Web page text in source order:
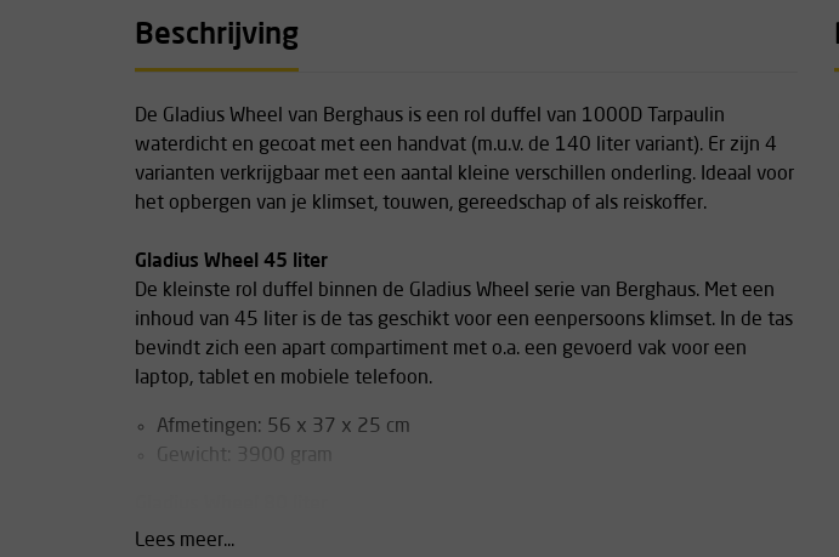
Beschrijving
De Gladius Wheel van Berghaus is een rol duffel van 1000D Tarpaulin
waterdicht en gecoat met een handvat (m.u.v. de 140 liter variant). Er zijn 4
varianten verkrijgbaar met een aantal kleine verschillen onderling. Ideaal voor
het opbergen van je klimset, touwen, gereedschap of als reiskoffer.
Gladius Wheel 45 liter
De kleinste rol duffel binnen de Gladius Wheel serie van Berghaus. Met een
inhoud van 45 liter is de tas geschikt voor een eenpersoons klimset. In de tas
bevindt zich een apart compartiment met o.a. een gevoerd vak voor een
laptop, tablet en mobiele telefoon.
Afmetingen: 56 x 37 x 25 cm
Gewicht: 3900 gram
Met een inhoud van 80 liter is deze duffel geschikt voor een medium / grote
Lees meer...